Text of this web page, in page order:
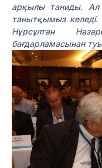
арқылы таниды. Ал
танытқымыз
Нұрсұлтан
бағдарламасынан